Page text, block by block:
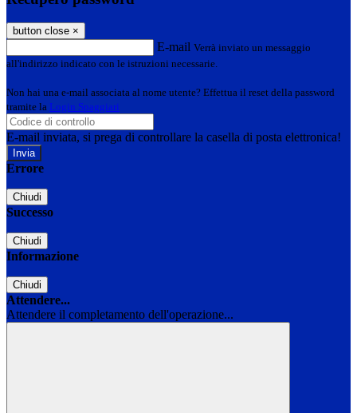
button close ×
E-mail Verrà inviato un messaggio
all'indirizzo indicato con le istruzioni necessarie.
Non hai una e-mail associata al nome utente? Effettua il reset della password
tramite la Login Spaggiari
E-mail inviata, si prega di controllare la casella di posta elettronica!
Errore
Chiudi
Successo
Chiudi
Informazione
Chiudi
Attendere...
Attendere il completamento dell'operazione...